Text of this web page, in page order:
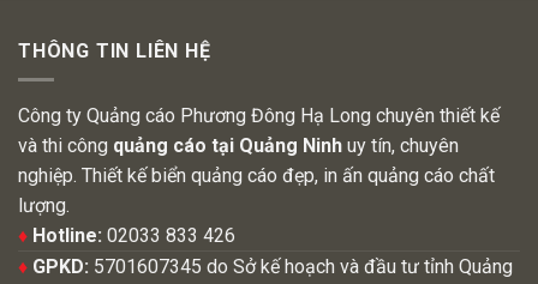
THÔNG TIN LIÊN HỆ
Công ty Quảng cáo Phương Đông Hạ Long chuyên thiết kế
và thi công quảng cáo tại Quảng Ninh uy tín, chuyên
nghiệp. Thiết kế biển quảng cáo đẹp, in ấn quảng cáo chất
lượng.
♦ Hotline: 02033 833 426
♦ GPKD: 5701607345 do Sở kế hoạch và đầu tư tỉnh Quảng